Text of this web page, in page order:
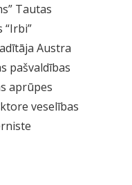
Tautas
“Irbi”
Austra
pašvaldības
aprūpes
veselības